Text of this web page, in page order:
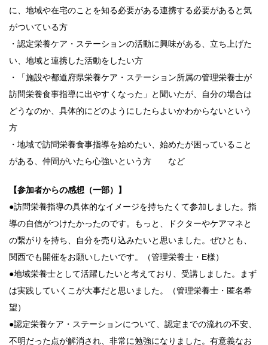
に、地域や在宅のことを知る必要がある連携する必要があると気
がついている方
・認定栄養ケア・ステーションの活動に興味がある、立ち上げた
い、地域と連携した活動をしたい方
・「施設や都道府県栄養ケア・ステーション所属の管理栄養士が
訪問栄養食事指導に出やすくなった」と聞いたが、自分の場合は
どうなのか、具体的にどのようにしたらよいかわからないという
方
・地域で訪問栄養食事指導を始めたい、始めたが困っていること
がある、仲間がいたら心強いという方 など
【参加者からの感想（一部）】
●訪問栄養指導の具体的なイメージを持ちたくて参加しました。指
導の自信がつけたかったのです。もっと、ドクターやケアマネと
の繋がりを持ち、自分を売り込みたいと思いました。ぜひとも、
関西でも開催をお願いしたいです。（管理栄養士・E様）
●地域栄養士として活躍したいと考えており、受講しました。まず
は実践していくこが大事だと思いました。（管理栄養士・匿名希
望）
●認定栄養ケア・ステーションについて、認定までの流れの不安、
不明だった点が解消され、非常に勉強になりました。有意義なお